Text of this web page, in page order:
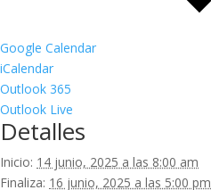
Google Calendar
iCalendar
Outlook 365
Outlook Live
Detalles
Inicio: 14 junio, 2025 a las 8:00 am
Finaliza: 16 junio, 2025 a las 5:00 pm